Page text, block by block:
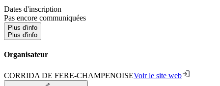
Dates d'inscription
Pas encore communiquées
Plus d'info
Plus d'info
Organisateur
CORRIDA DE FERE-CHAMPENOISEVoir le site web